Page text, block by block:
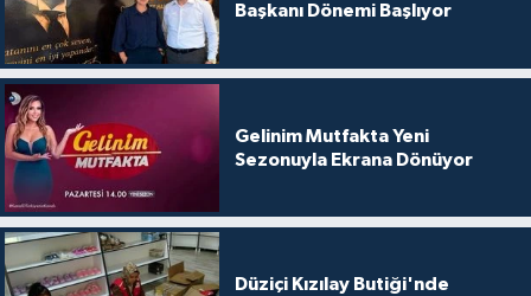
Başkanı Dönemi Başlıyor
Gelinim Mutfakta Yeni
Sezonuyla Ekrana Dönüyor
Düziçi Kızılay Butiği'nde